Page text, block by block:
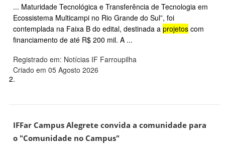
... Maturidade Tecnológica e Transferência de Tecnologia em
Ecossistema Multicampi no Rio Grande do Sul”, foi
contemplada na Faixa B do edital, destinada a projetos com
financiamento de até R$ 200 mil. A ...
Registrado em: Notícias IF Farroupilha
Criado em 05 Agosto 2026
2.
IFFar Campus Alegrete convida a comunidade para
o "Comunidade no Campus"